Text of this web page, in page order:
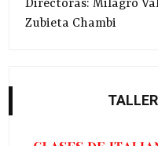
Directoras: Milagro
Zubieta Chambi